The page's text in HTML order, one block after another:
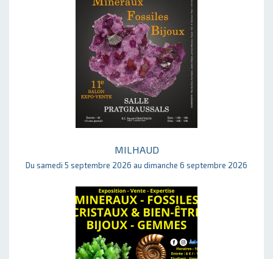
MILHAUD
Du samedi 5 septembre 2026 au dimanche 6 septembre 2026